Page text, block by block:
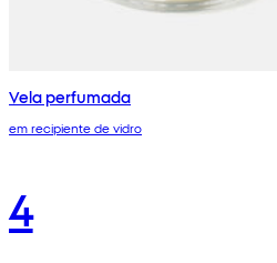
Vela perfumada
em recipiente de vidro
4